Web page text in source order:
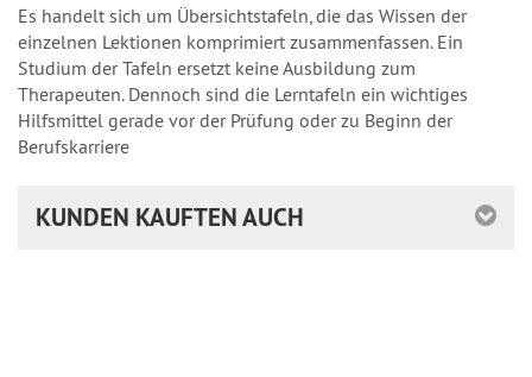
Es handelt sich um Übersichtstafeln, die das Wissen der
einzelnen Lektionen komprimiert zusammenfassen. Ein
Studium der Tafeln ersetzt keine Ausbildung zum
Therapeuten. Dennoch sind die Lerntafeln ein wichtiges
Hilfsmittel gerade vor der Prüfung oder zu Beginn der
Berufskarriere
KUNDEN KAUFTEN AUCH